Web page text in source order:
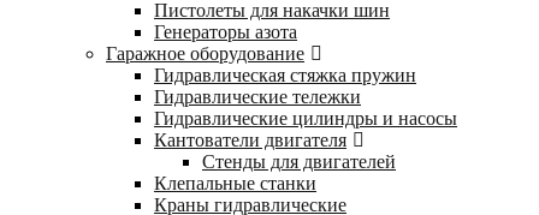
Пистолеты для накачки шин
Генераторы азота
Гаражное оборудование
Гидравлическая стяжка пружин
Гидравлические тележки
Гидравлические цилиндры и насосы
Кантователи двигателя
Стенды для двигателей
Клепальные станки
Краны гидравлические